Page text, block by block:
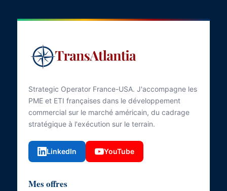
Strategic Operator France-USA. J'accompagne les
PME et ETI françaises dans le développement
commercial sur le marché américain, du cadrage
stratégique à l'exécution sur le terrain.
LinkedIn YouTube
Mes offres